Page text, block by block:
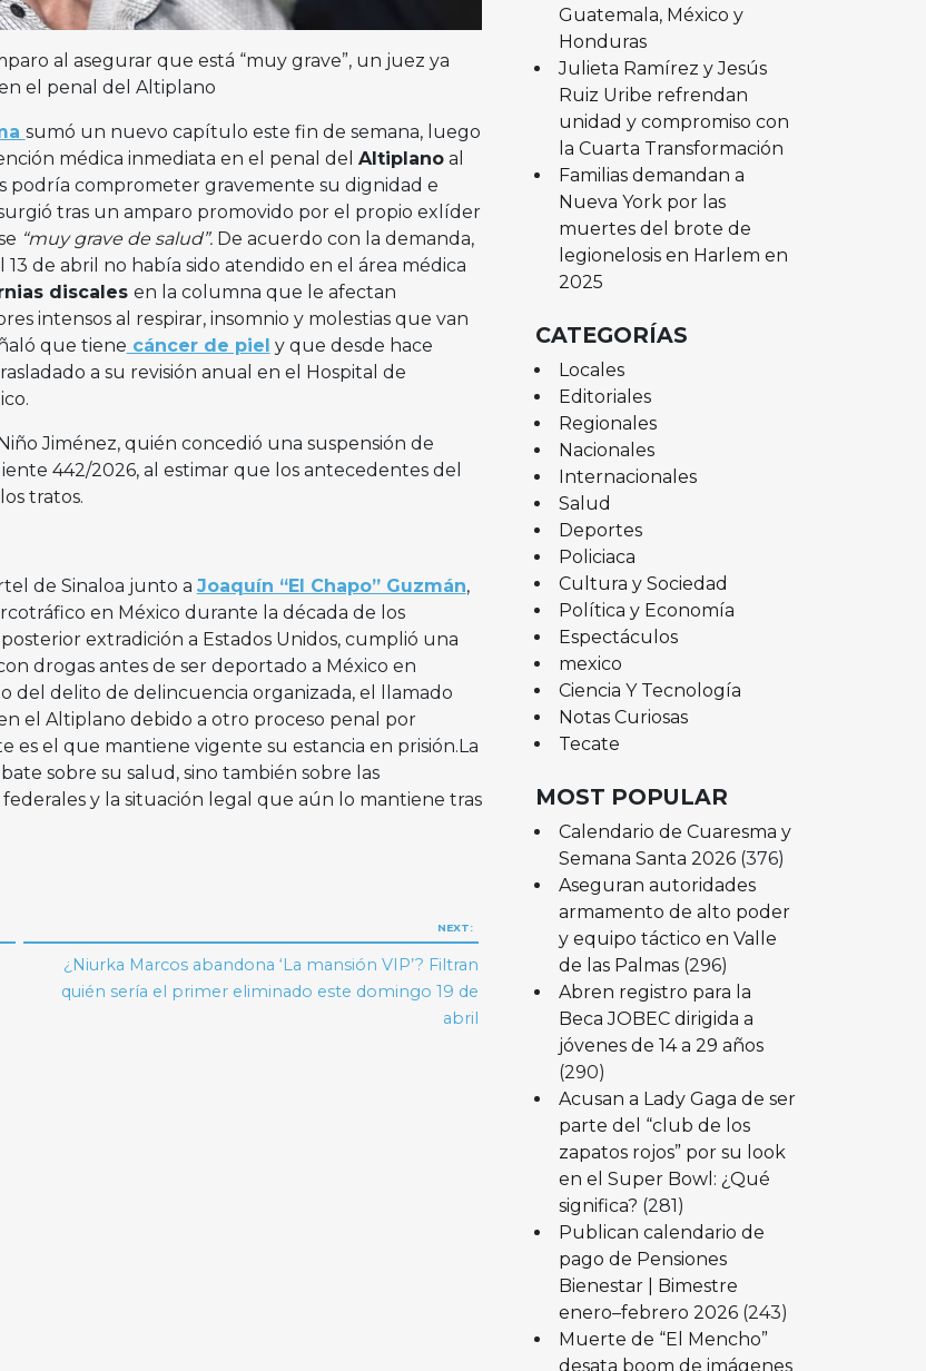
al asegurar que está “muy grave”, un juez ya
el penal del Altiplano
sumó un nuevo capítulo este fin de semana, luego
médica inmediata en el penal del Altiplanoal
podría comprometer gravemente su dignidad e
tras un amparo promovido por el propio exlíder
“muy grave de salud”. De acuerdo con la demanda,
de abril no había sido atendido en el área médica
discales en la columna que le afectan
intensos al respirar, insomnio y molestias que van
que tiene cáncer de piel y que desde hace
a su revisión anual en el Hospital de
Jiménez, quién concedió una suspensión de
442/2026, al estimar que los antecedentes del
tratos.
de Sinaloa junto a Joaquín “El Chapo” Guzmán,
en México durante la década de los
extradición a Estados Unidos, cumplió una
drogas antes de ser deportado a México en
del delito de delincuencia organizada, el llamado
el Altiplano debido a otro proceso penal por
es el que mantiene vigente su estancia en prisión.La
sobre su salud, sino también sobre las
y la situación legal que aún lo mantiene tras
NEXT:
¿Niurka Marcos abandona ‘La mansión VIP’? Filtran
quién sería el primer eliminado este domingo 19 de
abril
Guatemala, México y
Honduras
Julieta Ramírez y Jesús
Ruiz Uribe refrendan
unidad y compromiso con
la Cuarta Transformación
Familias demandan a
Nueva York por las
muertes del brote de
legionelosis en Harlem en
2025
CATEGORÍAS
Locales
Editoriales
Regionales
Nacionales
Internacionales
Salud
Deportes
Policiaca
Cultura y Sociedad
Política y Economía
Espectáculos
mexico
Ciencia Y Tecnología
Notas Curiosas
Tecate
MOST POPULAR
Calendario de Cuaresma y
Semana Santa 2026 (376)
Aseguran autoridades
armamento de alto poder
y equipo táctico en Valle
de las Palmas (296)
Abren registro para la
Beca JOBEC dirigida a
jóvenes de 14 a 29 años
(290)
Acusan a Lady Gaga de ser
parte del “club de los
zapatos rojos” por su look
en el Super Bowl: ¿Qué
significa? (281)
Publican calendario de
pago de Pensiones
Bienestar | Bimestre
enero–febrero 2026 (243)
Muerte de “El Mencho”
desata boom de imágenes